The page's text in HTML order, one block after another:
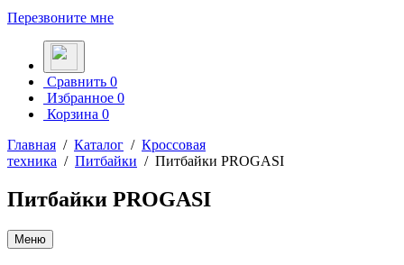
Перезвоните мне
Сравнить 0
Избранное 0
Корзина 0
Главная / Каталог / Кроссовая
техника / Питбайки / Питбайки PROGASI
Питбайки PROGASI
Меню